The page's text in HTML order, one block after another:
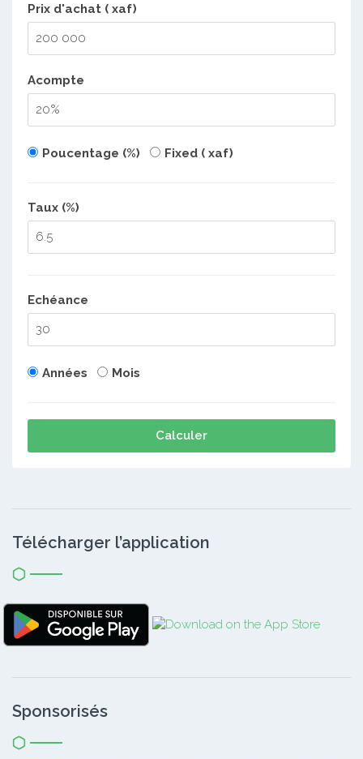
Prix d'achat ( xaf)
Acompte
Poucentage (%) Fixed ( xaf)
Taux (%)
Echéance
Années Mois
Calculer
Télécharger l’application
Sponsorisés